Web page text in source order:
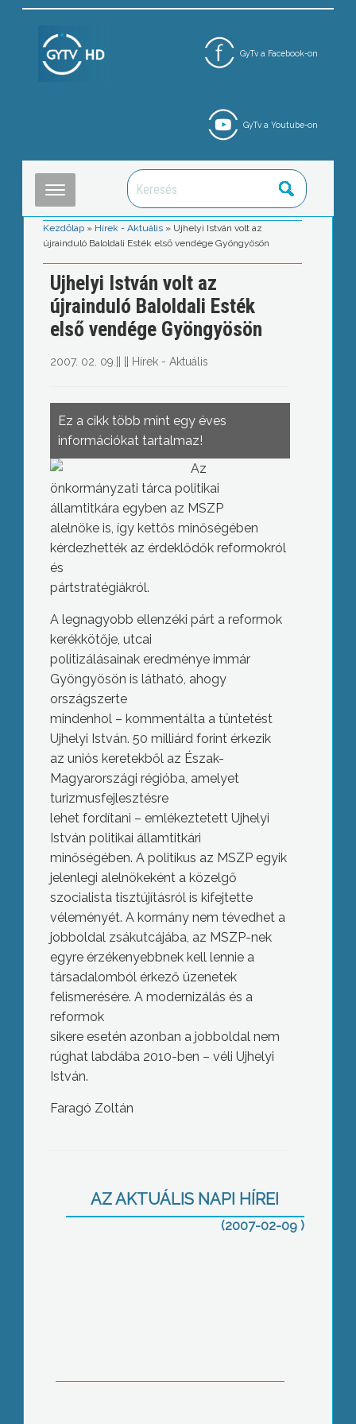
GyTv a Facebook-on
GyTv a Youtube-on
Kezdőlap » Hírek - Aktuális » Ujhelyi István volt az
újrainduló Baloldali Esték első vendége Gyöngyösön
Ujhelyi István volt az
újrainduló Baloldali Esték
első vendége Gyöngyösön
2007. 02. 09. Hírek - Aktuális
Ez a cikk több mint egy éves
információkat tartalmaz!
Az
önkormányzati tárca politikai
államtitkára egyben az MSZP
alelnöke is, így kettős minőségében
kérdezhették az érdeklődők reformokról
és
pártstratégiákról.
A legnagyobb ellenzéki párt a reformok
kerékkötője, utcai
politizálásainak eredménye immár
Gyöngyösön is látható, ahogy
országszerte
mindenhol – kommentálta a tüntetést
Ujhelyi István. 50 milliárd forint érkezik
az uniós keretekből az Észak-
Magyarországi régióba, amelyet
turizmusfejlesztésre
lehet fordítani – emlékeztetett Ujhelyi
István politikai államtitkári
minőségében. A politikus az MSZP egyik
jelenlegi alelnökeként a közelgő
szocialista tisztújításról is kifejtette
véleményét. A kormány nem tévedhet a
jobboldal zsákutcájába, az MSZP-nek
egyre érzékenyebbnek kell lennie a
társadalomból érkező üzenetek
felismerésére. A modernizálás és a
reformok
sikere esetén azonban a jobboldal nem
rúghat labdába 2010-ben – véli Ujhelyi
István.
Faragó Zoltán
AZ AKTUÁLIS NAPI HÍREI
(2007-02-09 )
főiskolán